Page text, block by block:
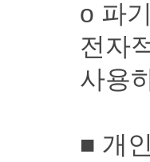
ο 파
전자
사용
■ 개